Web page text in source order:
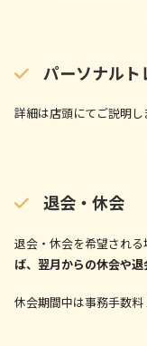
パーソナルト
詳細は店頭にてご説明し
退会・休会
退会・休会を希望される
ば、翌月からの休会や退
休会期間中は事務手数料